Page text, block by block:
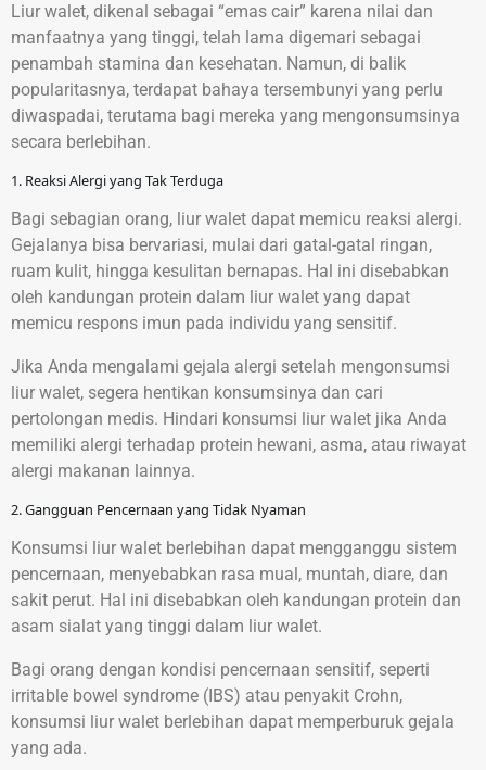
Liur walet, dikenal sebagai “emas cair” karena nilai dan
manfaatnya yang tinggi, telah lama digemari sebagai
penambah stamina dan kesehatan. Namun, di balik
popularitasnya, terdapat bahaya tersembunyi yang perlu
diwaspadai, terutama bagi mereka yang mengonsumsinya
secara berlebihan.
1. Reaksi Alergi yang Tak Terduga
Bagi sebagian orang, liur walet dapat memicu reaksi alergi.
Gejalanya bisa bervariasi, mulai dari gatal-gatal ringan,
ruam kulit, hingga kesulitan bernapas. Hal ini disebabkan
oleh kandungan protein dalam liur walet yang dapat
memicu respons imun pada individu yang sensitif.
Jika Anda mengalami gejala alergi setelah mengonsumsi
liur walet, segera hentikan konsumsinya dan cari
pertolongan medis. Hindari konsumsi liur walet jika Anda
memiliki alergi terhadap protein hewani, asma, atau riwayat
alergi makanan lainnya.
2. Gangguan Pencernaan yang Tidak Nyaman
Konsumsi liur walet berlebihan dapat mengganggu sistem
pencernaan, menyebabkan rasa mual, muntah, diare, dan
sakit perut. Hal ini disebabkan oleh kandungan protein dan
asam sialat yang tinggi dalam liur walet.
Bagi orang dengan kondisi pencernaan sensitif, seperti
irritable bowel syndrome (IBS) atau penyakit Crohn,
konsumsi liur walet berlebihan dapat memperburuk gejala
yang ada.